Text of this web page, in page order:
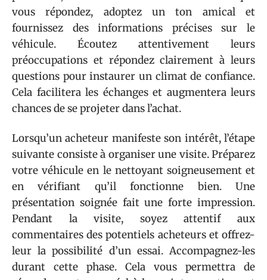
vous répondez, adoptez un ton amical et
fournissez des informations précises sur le
véhicule. Écoutez attentivement leurs
préoccupations et répondez clairement à leurs
questions pour instaurer un climat de confiance.
Cela facilitera les échanges et augmentera leurs
chances de se projeter dans l’achat.
Lorsqu’un acheteur manifeste son intérêt, l’étape
suivante consiste à organiser une visite. Préparez
votre véhicule en le nettoyant soigneusement et
en vérifiant qu’il fonctionne bien. Une
présentation soignée fait une forte impression.
Pendant la visite, soyez attentif aux
commentaires des potentiels acheteurs et offrez-
leur la possibilité d’un essai. Accompagnez-les
durant cette phase. Cela vous permettra de